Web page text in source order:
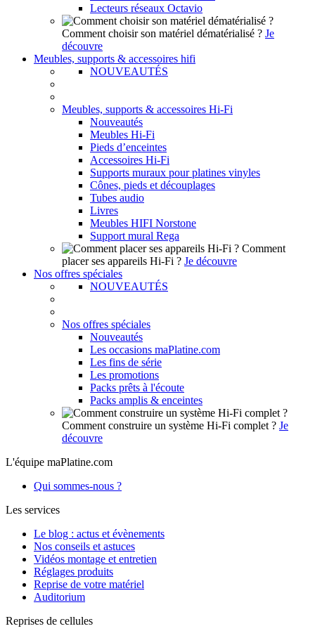
Lecteurs réseaux Octavio
Comment choisir son matériel dématérialisé ? Je
découvre
Meubles, supports & accessoires hifi
NOUVEAUTÉS
Meubles, supports & accessoires Hi-Fi
Nouveautés
Meubles Hi-Fi
Pieds d’enceintes
Accessoires Hi-Fi
Supports muraux pour platines vinyles
Cônes, pieds et découplages
Tubes audio
Livres
Meubles HIFI Norstone
Support mural Rega
Comment
placer ses appareils Hi-Fi ? Je découvre
Nos offres spéciales
NOUVEAUTÉS
Nos offres spéciales
Nouveautés
Les occasions maPlatine.com
Les fins de série
Les promotions
Packs prêts à l'écoute
Packs amplis & enceintes
Comment construire un système Hi-Fi complet ? Je
découvre
L'équipe maPlatine.com
Qui sommes-nous ?
Les services
Le blog : actus et évènements
Nos conseils et astuces
Vidéos montage et entretien
Réglages produits
Reprise de votre matériel
Auditorium
Reprises de cellules